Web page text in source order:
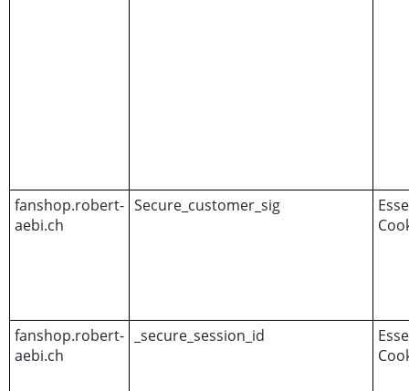
fanshop.robert-
aebi.ch
Secure_customer_sig
fanshop.robert-
aebi.ch
_secure_session_id